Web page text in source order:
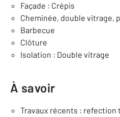
Façade : Crépis
Cheminée, double vitrage,
Barbecue
Clôture
Isolation : Double vitrage
À savoir
Travaux récents : refection